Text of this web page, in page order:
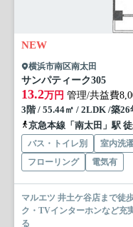
NEW
横浜市南区南太田
サンパティーク305
13.2万円 管理/共益費
3階 / 55.44㎡ / 2LDK /築26
京急本線「南太田」駅
バス・トイレ別 室内洗
フローリング
電気有
マルエツ 井土ケ谷店まで徒
ク・TVインターホンなど充
る